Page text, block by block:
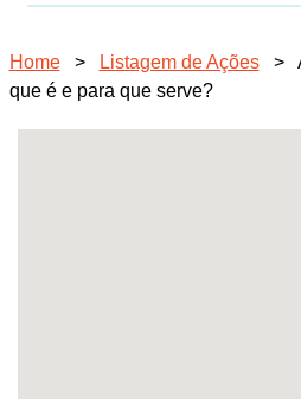
Home > Listagem de Ações >
que é e para que serve?